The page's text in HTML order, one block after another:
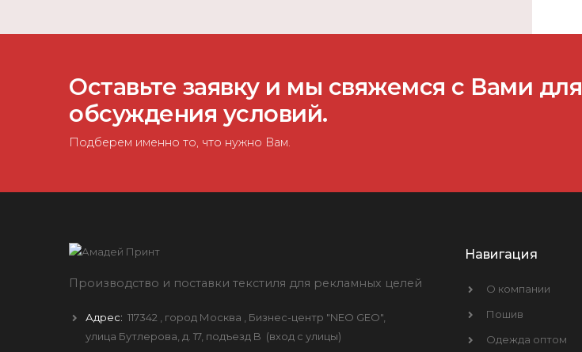
Оставьте заявку и мы свяжемся с Вами для
обсуждения условий.
Подберем именно то, что нужно Вам.
Производство и поставки текстиля для рекламных целей
Адрес: 117342 , город Москва , Бизнес-центр "NEO GEO",
улица Бутлерова, д. 17, подъезд B (вход с улицы)
Навигация
О компании
Пошив
Одежда оптом